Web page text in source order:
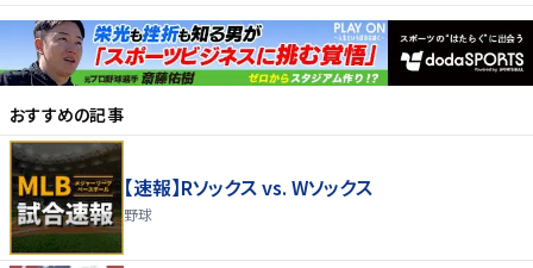
おすすめの記事
【速報】Rソックス vs. Wソックス
野球